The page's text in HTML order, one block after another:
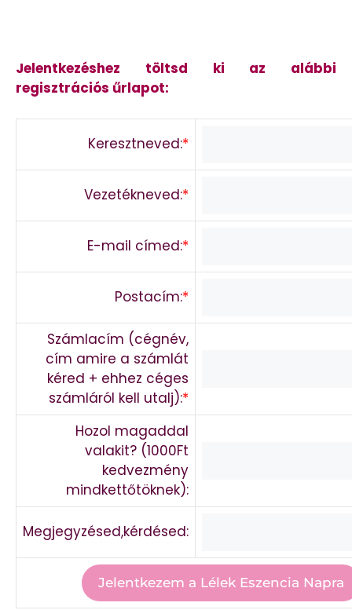
Jelentkezéshez töltsd ki az alábbi
regisztrációs űrlapot:
Keresztneved:*
Vezetékneved:*
E-mail címed:*
Postacím:*
Számlacím (cégnév,
cím amire a számlát
kéred + ehhez céges
számláról kell utalj):*
Hozol magaddal
valakit? (1000Ft
kedvezmény
mindkettőtöknek):
Megjegyzésed,kérdésed: